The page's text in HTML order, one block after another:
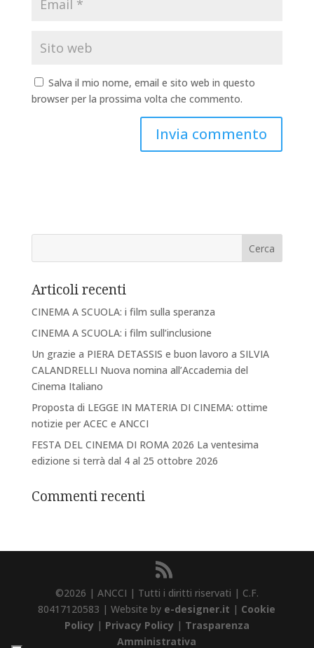
Salva il mio nome, email e sito web in questo
browser per la prossima volta che commento.
Articoli recenti
CINEMA A SCUOLA: i film sulla speranza
CINEMA A SCUOLA: i film sull’inclusione
Un grazie a PIERA DETASSIS e buon lavoro a SILVIA
CALANDRELLI Nuova nomina all’Accademia del
Cinema Italiano
Proposta di LEGGE IN MATERIA DI CINEMA: ottime
notizie per ACEC e ANCCI
FESTA DEL CINEMA DI ROMA 2026 La ventesima
edizione si terrà dal 4 al 25 ottobre 2026
Commenti recenti
©2026 | ANCCI | Tutti i diritti riservati | C.F.
80417120583 | Website by e-designer.it | Cookie
Policy | Privacy Policy | Trasparenza
Amministrativa